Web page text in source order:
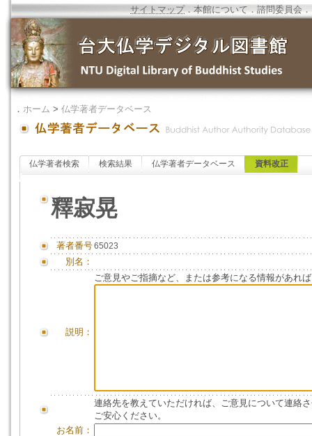
サイトマップ．本館について ．諮問委員会 ．
． ホーム > 仏学著者データベース
仏学著者検索 検索結果 仏学著者データベース 資料改正
釋寂晃
著者番号65023
別名：
説明：
ご意見やご指摘など、または参考になる情報があれ
連絡先を教えていただければ、ご意見について連絡
ご安心ください。
お名前：